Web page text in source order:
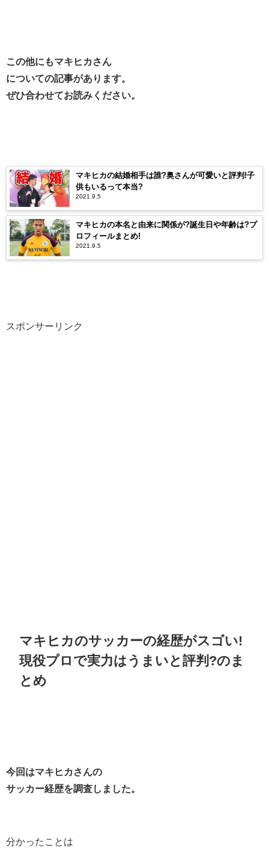
この他にもマキヒカさん
についての記事があります。
ぜひ合わせてお読みください。
マキヒカの結婚相手は誰?奥さんが可愛いと評判!子
供もいるって本当?
2021.9.5
マキヒカの本名と由来に関係が?誕生日や年齢は?プ
ロフィールまとめ!
2021.9.5
スポンサーリンク
マキヒカのサッカーの経歴がスゴい!
現役プロで実力はうまいと評判?のま
とめ
今回はマキヒカさんの
サッカー経歴を調査しました。
分かったことは